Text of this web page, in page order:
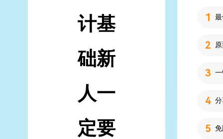
计基
础新
人一
定要